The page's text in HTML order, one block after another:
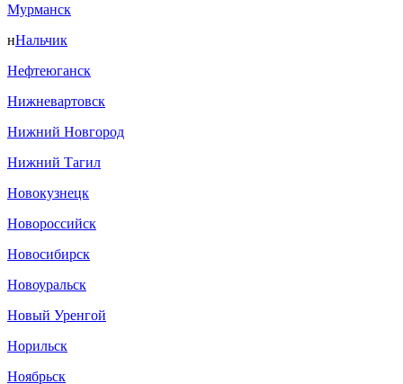
Мурманск
нНальчик
Нефтеюганск
Нижневартовск
Нижний Новгород
Нижний Тагил
Новокузнецк
Новороссийск
Новосибирск
Новоуральск
Новый Уренгой
Норильск
Ноябрьск